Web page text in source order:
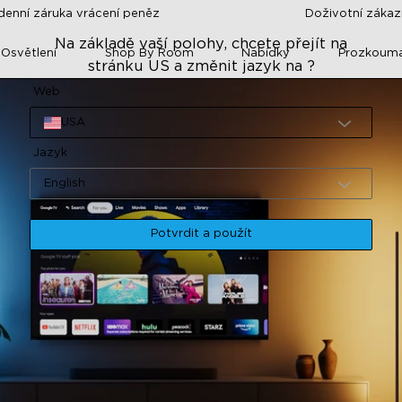
záruka vrácení peněz Doživotní
Shop By Room Nabídky
Na základě vaší polohy, chcete přejít na
stránku US a změnit jazyk na ?
Web
USA
Jazyk
English
Potvrdit a použít